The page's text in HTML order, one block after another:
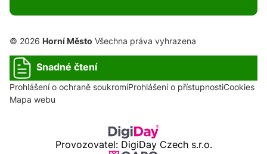
© 2026 Horní Město Všechna práva vyhrazena
Snadné čtení
Prohlášení o ochraně soukromíProhlášení o přístupnostiCookies
Mapa webu
Provozovatel: DigiDay Czech s.r.o.